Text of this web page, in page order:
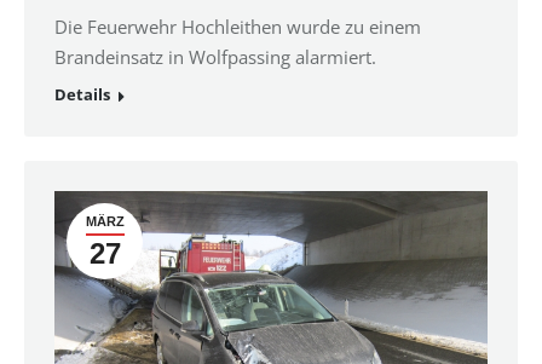
Die Feuerwehr Hochleithen wurde zu einem
Brandeinsatz in Wolfpassing alarmiert.
Details
MÄRZ
27